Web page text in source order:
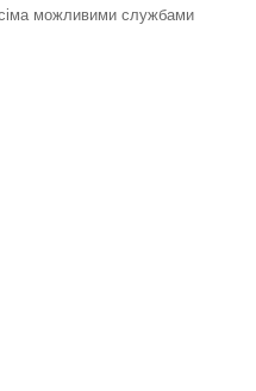
можливими службами